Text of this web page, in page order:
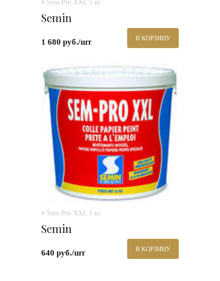
# Sem-Pro XXL 5 кг.
Semin
1 680 руб./шт В КОРЗИНУ
# Sem-Pro XXL 1 кг.
Semin
640 руб./шт В КОРЗИНУ